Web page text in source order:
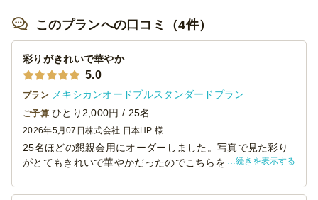
このプランへの口コミ（4件）
彩りがきれいで華やか
5.0
プラン メキシカンオードブルスタンダードプラン
ご予算 ひとり2,000円 / 25名
2026年5月07日 株式会社 日本HP 様
25名ほどの懇親会用にオーダーしました。写真で見た彩り
がとてもきれいで華やかだったのでこちらを選びました。
で、メキシカンをチョイスしたのですが、普段食べなれな
続きを表示する